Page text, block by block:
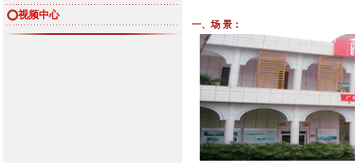
视频中心
一、场 景：